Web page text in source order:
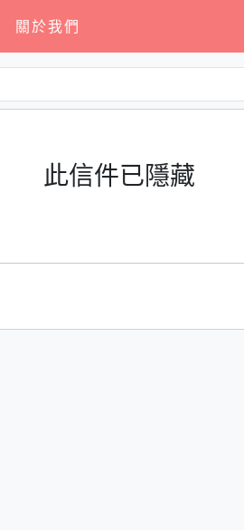
關於我們
此信件已隱藏